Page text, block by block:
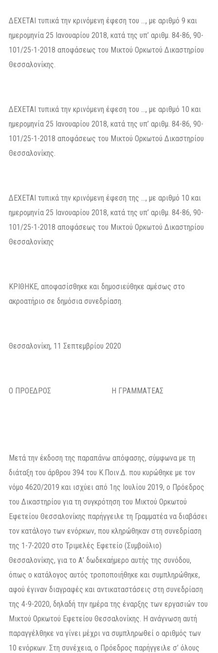
ΔΕΧΕΤΑΙ τυπικά την κρινόμενη έφεση του …, με αριθμό 9 και
ημερομηνία 25 Ιανουαρίου 2018, κατά της υπ’ αριθμ. 84-86, 90-
101/25-1-2018 αποφάσεως του Μικτού Ορκωτού Δικαστηρίου
Θεσσαλονίκης.
ΔΕΧΕΤΑΙ τυπικά την κρινόμενη έφεση του …, με αριθμό 10 και
ημερομηνία 25 Ιανουαρίου 2018, κατά της υπ’ αριθμ. 84-86, 90-
101/25-1-2018 αποφάσεως του Μικτού Ορκωτού Δικαστηρίου
Θεσσαλονίκης.
ΔΕΧΕΤΑΙ τυπικά την κρινόμενη έφεση της …, με αριθμό 10 και
ημερομηνία 25 Ιανουαρίου 2018, κατά της υπ’ αριθμ. 84-86, 90-
101/25-1-2018 αποφάσεως του Μικτού Ορκωτού Δικαστηρίου
Θεσσαλονίκης
ΚΡΙΘΗΚΕ, αποφασίσθηκε και δημοσιεύθηκε αμέσως στο
ακροατήριο σε δημόσια συνεδρίαση.
Θεσσαλονίκη, 11 Σεπτεμβρίου 2020
Ο ΠΡΟΕΔΡΟΣ Η ΓΡΑΜΜΑΤΕΑΣ
Μετά την έκδοση της παραπάνω απόφασης, σύμφωνα με τη
διάταξη του άρθρου 394 του Κ.Ποιν.Δ. που κυρώθηκε με τον
νόμο 4620/2019 και ισχύει από 1ης Ιουλίου 2019, ο Πρόεδρος
του Δικαστηρίου για τη συγκρότηση του Μικτού Ορκωτού
Εφετείου Θεσσαλονίκης παρήγγειλε τη Γραμματέα να διαβάσει
τον κατάλογο των ενόρκων, που κληρώθηκαν στη συνεδρίαση
της 1-7-2020 στο Τριμελές Εφετείο (Συμβούλιο)
Θεσσαλονίκης, για το Α’ δωδεκαήμερο αυτής της συνόδου,
όπως ο κατάλογος αυτός τροποποιήθηκε και συμπληρώθηκε,
αφού έγιναν διαγραφές και αντικαταστάσεις στη συνεδρίαση
της 4-9-2020, δηλαδή την ημέρα της έναρξης των εργασιών του
Μικτού Ορκωτού Εφετείου Θεσσαλονίκης. Η ανάγνωση αυτή
παραγγέλθηκε να γίνει μέχρι να συμπληρωθεί ο αριθμός των
10 ενόρκων. Στη συνέχεια, ο Πρόεδρος παρήγγειλε σ’ όλους